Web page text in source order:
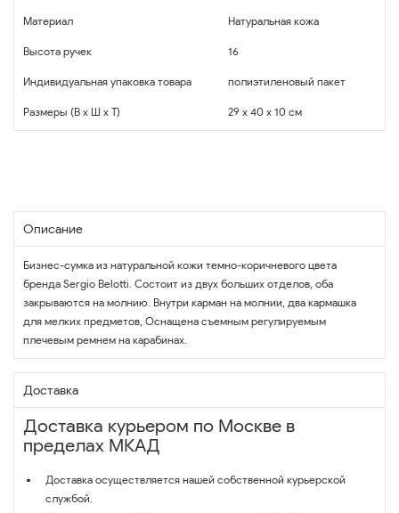
Материал Натуральная кожа
Высота ручек 16
Индивидуальная упаковка товара полиэтиленовый пакет
Размеры (В x Ш x Т) 29 x 40 x 10 см
Описание
Бизнес-сумка из натуральной кожи темно-коричневого цвета
бренда Sergio Belotti. Состоит из двух больших отделов, оба
закрываются на молнию. Внутри карман на молнии, два кармашка
для мелких предметов, Оснащена съемным регулируемым
плечевым ремнем на карабинах.
Доставка
Доставка курьером по Москве в
пределах МКАД
Доставка осуществляется нашей собственной курьерской
службой.